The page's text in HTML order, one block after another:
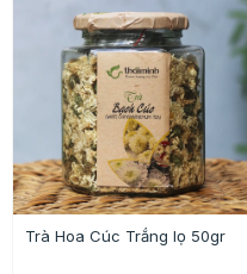
Trà Hoa Cúc Trắng lọ 50gr